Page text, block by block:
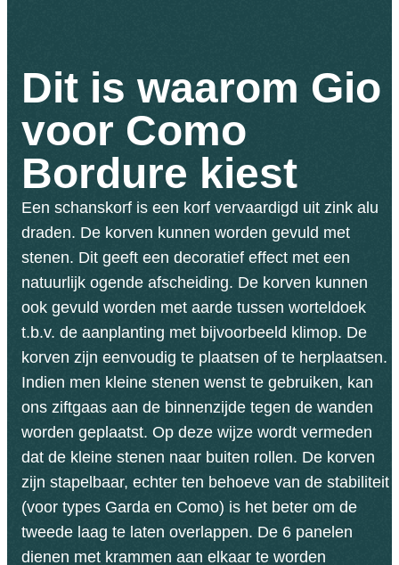
Dit is waarom Gio
voor Como
Bordure kiest
Een schanskorf is een korf vervaardigd uit zink alu
draden. De korven kunnen worden gevuld met
stenen. Dit geeft een decoratief effect met een
natuurlijk ogende afscheiding. De korven kunnen
ook gevuld worden met aarde tussen worteldoek
t.b.v. de aanplanting met bijvoorbeeld klimop. De
korven zijn eenvoudig te plaatsen of te herplaatsen.
Indien men kleine stenen wenst te gebruiken, kan
ons ziftgaas aan de binnenzijde tegen de wanden
worden geplaatst. Op deze wijze wordt vermeden
dat de kleine stenen naar buiten rollen. De korven
zijn stapelbaar, echter ten behoeve van de stabiliteit
(voor types Garda en Como) is het beter om de
tweede laag te laten overlappen. De 6 panelen
dienen met krammen aan elkaar te worden